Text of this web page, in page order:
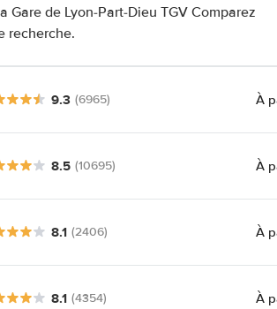
de Lyon-Part-Dieu TGV Comparez
recherche.
9.3 (6965) À
8.5 (10695) À
8.1 (2406) À
8.1 (4354) À